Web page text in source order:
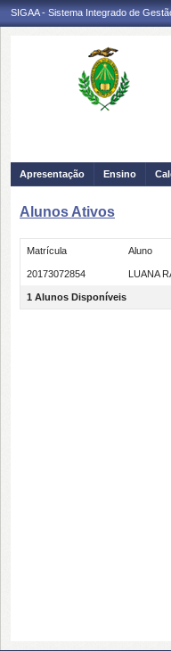
SIGAA - Sistema Integrado de
Apresentação Ensino
Alunos Ativos
Matrícula Aluno
20173072854 LUANA
1 Alunos Disponíveis